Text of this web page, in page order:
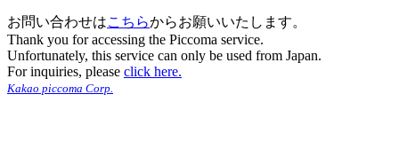
お問い合わせはこちらからお願いいたします。
Thank you for accessing the Piccoma service.
Unfortunately, this service can only be used from Japan.
For inquiries, please click here.
Kakao piccoma Corp.